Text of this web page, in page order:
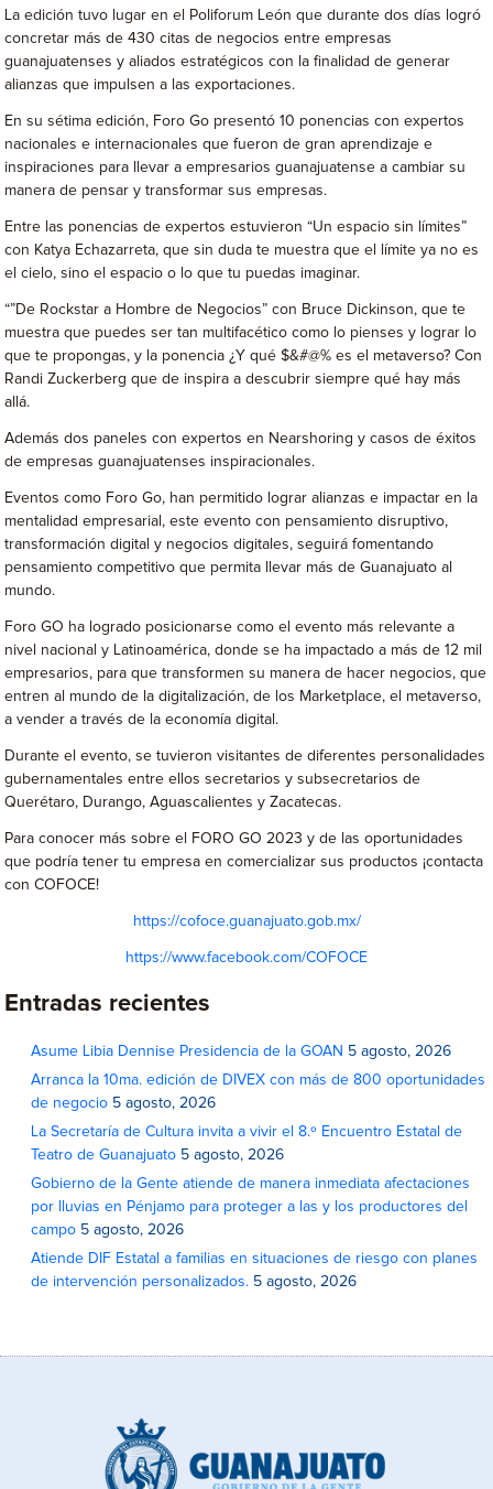
La edición tuvo lugar en el Poliforum León que durante dos días logró
concretar más de 430 citas de negocios entre empresas
guanajuatenses y aliados estratégicos con la finalidad de generar
alianzas que impulsen a las exportaciones.
En su sétima edición, Foro Go presentó 10 ponencias con expertos
nacionales e internacionales que fueron de gran aprendizaje e
inspiraciones para llevar a empresarios guanajuatense a cambiar su
manera de pensar y transformar sus empresas.
Entre las ponencias de expertos estuvieron “Un espacio sin límites”
con Katya Echazarreta, que sin duda te muestra que el límite ya no es
el cielo, sino el espacio o lo que tu puedas imaginar.
“”De Rockstar a Hombre de Negocios” con Bruce Dickinson, que te
muestra que puedes ser tan multifacético como lo pienses y lograr lo
que te propongas, y la ponencia ¿Y qué $&#@% es el metaverso? Con
Randi Zuckerberg que de inspira a descubrir siempre qué hay más
allá.
Además dos paneles con expertos en Nearshoring y casos de éxitos
de empresas guanajuatenses inspiracionales.
Eventos como Foro Go, han permitido lograr alianzas e impactar en la
mentalidad empresarial, este evento con pensamiento disruptivo,
transformación digital y negocios digitales, seguirá fomentando
pensamiento competitivo que permita llevar más de Guanajuato al
mundo.
Foro GO ha logrado posicionarse como el evento más relevante a
nivel nacional y Latinoamérica, donde se ha impactado a más de 12 mil
empresarios, para que transformen su manera de hacer negocios, que
entren al mundo de la digitalización, de los Marketplace, el metaverso,
a vender a través de la economía digital.
Durante el evento, se tuvieron visitantes de diferentes personalidades
gubernamentales entre ellos secretarios y subsecretarios de
Querétaro, Durango, Aguascalientes y Zacatecas.
Para conocer más sobre el FORO GO 2023 y de las oportunidades
que podría tener tu empresa en comercializar sus productos ¡contacta
con COFOCE!
https://cofoce.guanajuato.gob.mx/
https://www.facebook.com/COFOCE
Entradas recientes
Asume Libia Dennise Presidencia de la GOAN 5 agosto, 2026
Arranca la 10ma. edición de DIVEX con más de 800 oportunidades
de negocio 5 agosto, 2026
La Secretaría de Cultura invita a vivir el 8.º Encuentro Estatal de
Teatro de Guanajuato 5 agosto, 2026
Gobierno de la Gente atiende de manera inmediata afectaciones
por lluvias en Pénjamo para proteger a las y los productores del
campo 5 agosto, 2026
Atiende DIF Estatal a familias en situaciones de riesgo con planes
de intervención personalizados. 5 agosto, 2026